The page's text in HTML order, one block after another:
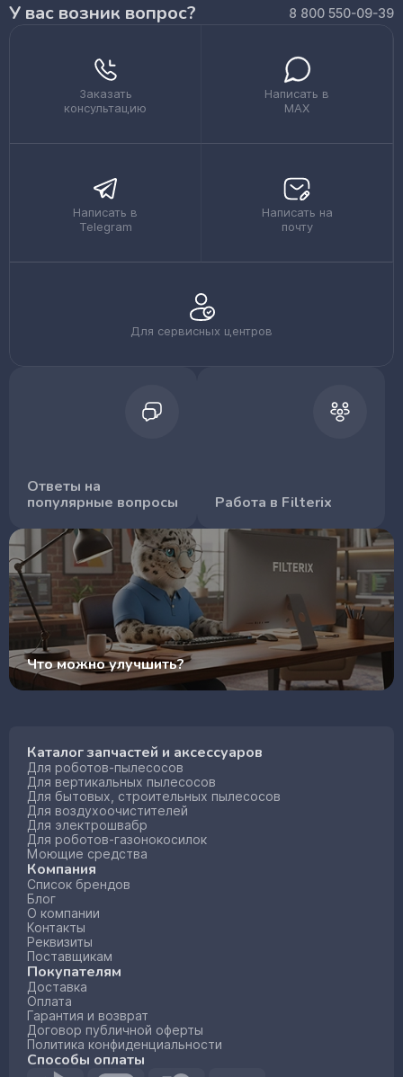
У вас возник вопрос? 8 800 550-09-39
Заказать
консультацию
Написать в
MAX
Написать в
Telegram
Написать на
почту
Для сервисных центров
Ответы на
популярные вопросы
Работа в Filterix
Что можно улучшить?
Каталог запчастей и аксессуаров
Для роботов-пылесосов
Для вертикальных пылесосов
Для бытовых, строительных пылесосов
Для воздухоочистителей
Для электрошвабр
Для роботов-газонокосилок
Моющие средства
Компания
Список брендов
Блог
О компании
Контакты
Реквизиты
Поставщикам
Покупателям
Доставка
Оплата
Гарантия и возврат
Договор публичной оферты
Политика конфиденциальности
Способы оплаты